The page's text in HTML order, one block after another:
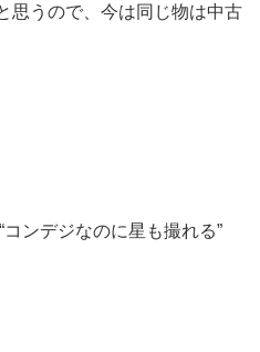
思うので、今は同じ物は中古
ンデジなのに星も撮れる”